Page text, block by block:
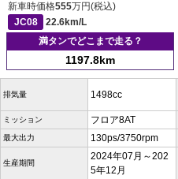
新車時価格555万円(税込)
JC08
22.6km/L
満タンでどこまで走る？
1197.8km
排気量 1498cc
ミッション フロア8AT
最大出力 130ps/3750rpm
生産期間
2024年07月～202
5年12月